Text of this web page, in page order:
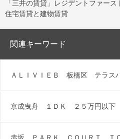
「三井の賃貸」レジデントファース
住宅賃貸と建物賃貸
関連キーワード
ＡＬＩＶＩＥＢ 板橋区 テラス
京成曳舟 １ＤＫ ２５万円以下